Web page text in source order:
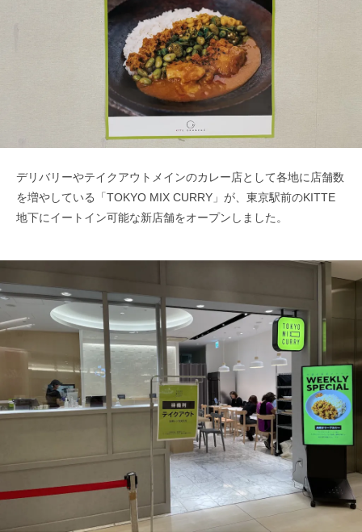
デリバリーやテイクアウトメインのカレー店として各地に店舗数
を増やしている「TOKYO MIX CURRY」が、東京駅前のKITTE
地下にイートイン可能な新店舗をオープンしました。